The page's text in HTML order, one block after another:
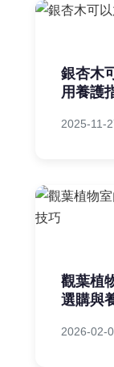
銀杏木
用養護
2025-11-
觀葉植
選購與
2026-02-